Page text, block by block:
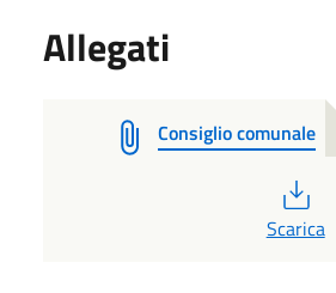
Allegati
Consiglio comunale
Scarica